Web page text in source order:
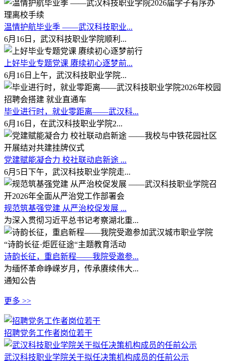
温情护航毕业季 ——武汉科技职业...
6月16日，武汉科技职业学院顺利...
上好毕业专题党课 赓续初心逐梦前...
6月16日上午，武汉科技职业学院...
毕业进行时，就业零距离——武汉科...
6月16日，在武汉科技职业学院2...
党建赋能凝合力 校社联动启新途 ...
6月5日下午，武汉科技职业学院走...
规范筑基强党建 从严治校促发展 ...
为深入贯彻习近平总书记考察湖北重...
诗韵长征，重启新程——我院受邀参...
为缅怀革命峥嵘岁月，传承赓续伟大...
通知公告
更多 >>
招聘党务工作者岗位若干
武汉科技职业学院关于拟任决策机构成员的任前公示